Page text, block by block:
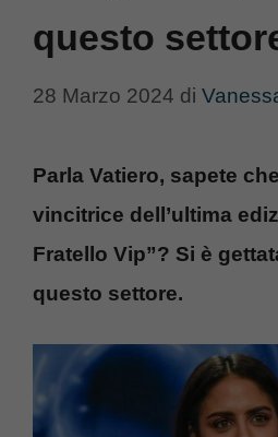
questo
28 Marzo 2024 di
Parla Vatiero, sapete
vincitrice dell’ultima
Fratello Vip”? Si è
questo settore.